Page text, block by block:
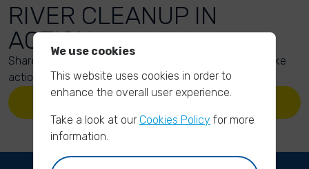
RIVER CLEANUP IN
ACTION
Share your action photos here and inspire others to take
action too!
UPLOAD YOUR PHOTOS
We use cookies
This website uses cookies in order to
enhance the overall user experience.
Take a look at our Cookies Policy for more
information.